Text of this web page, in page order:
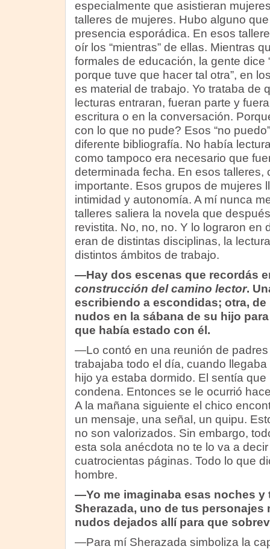
especialmente que asistieran
talleres de mujeres. Hubo alguno
presencia esporádica. En esos
oír los “mientras” de ellas. Mientras
formales de educación, la gente dice
porque tuve que hacer tal otra”, en
es material de trabajo. Yo trataba de
lecturas entraran, fueran parte y
escritura o en la conversación.
con lo que no pude? Esos “no
diferente bibliografía. No había
como tampoco era necesario que
determinada fecha. En esos talleres,
importante. Esos grupos de mujeres
intimidad y autonomía. A mí nunca
talleres saliera la novela que
revistita. No, no, no. Y lo lograron en
eran de distintas disciplinas, la
distintos ámbitos de trabajo.
—Hay dos escenas que recordás
construcción del camino lector.
escribiendo a escondidas; otra, de
nudos en la sábana de su hijo
que había estado con él.
—Lo contó en una reunión de
trabajaba todo el día, cuando
hijo ya estaba dormido. El sentía
condena. Entonces se le ocurrió
A la mañana siguiente el chico
un mensaje, una señal, un quipu.
no son valorizados. Sin embargo,
esta sola anécdota no te lo va a
cuatrocientas páginas. Todo lo que
hombre.
—Yo me imaginaba esas noches y
Sherazada, uno de tus personajes
nudos dejados allí para que
—Para mí Sherazada simboliza la